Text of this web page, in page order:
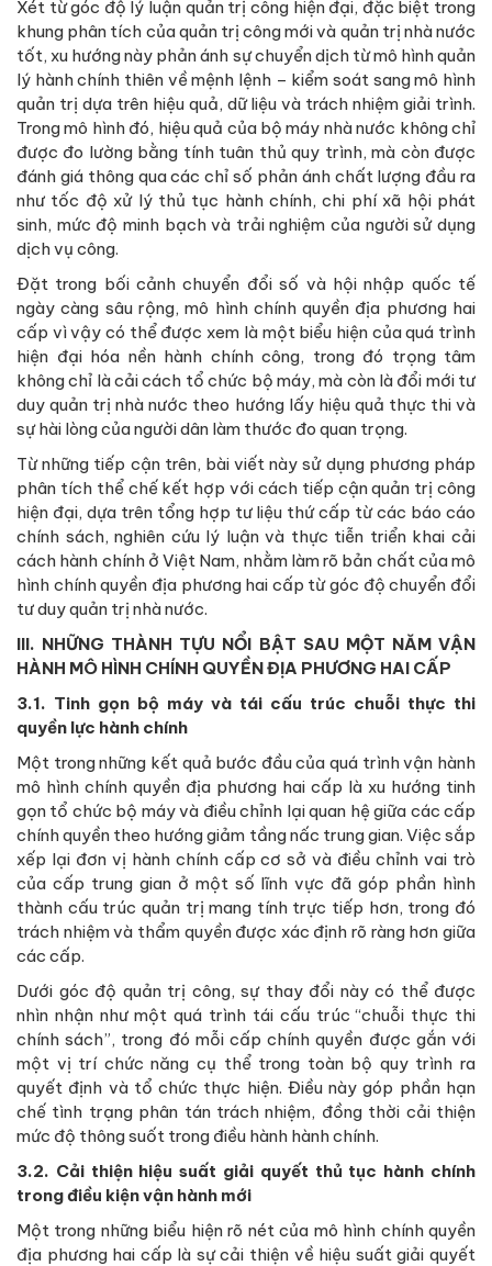
Xét từ góc độ lý luận quản trị công hiện đại, đặc biệt trong
khung phân tích của quản trị công mới và quản trị nhà nước
tốt, xu hướng này phản ánh sự chuyển dịch từ mô hình quản
lý hành chính thiên về mệnh lệnh – kiểm soát sang mô hình
quản trị dựa trên hiệu quả, dữ liệu và trách nhiệm giải trình.
Trong mô hình đó, hiệu quả của bộ máy nhà nước không chỉ
được đo lường bằng tính tuân thủ quy trình, mà còn được
đánh giá thông qua các chỉ số phản ánh chất lượng đầu ra
như tốc độ xử lý thủ tục hành chính, chi phí xã hội phát
sinh, mức độ minh bạch và trải nghiệm của người sử dụng
dịch vụ công.
Đặt trong bối cảnh chuyển đổi số và hội nhập quốc tế
ngày càng sâu rộng, mô hình chính quyền địa phương hai
cấp vì vậy có thể được xem là một biểu hiện của quá trình
hiện đại hóa nền hành chính công, trong đó trọng tâm
không chỉ là cải cách tổ chức bộ máy, mà còn là đổi mới tư
duy quản trị nhà nước theo hướng lấy hiệu quả thực thi và
sự hài lòng của người dân làm thước đo quan trọng.
Từ những tiếp cận trên, bài viết này sử dụng phương pháp
phân tích thể chế kết hợp với cách tiếp cận quản trị công
hiện đại, dựa trên tổng hợp tư liệu thứ cấp từ các báo cáo
chính sách, nghiên cứu lý luận và thực tiễn triển khai cải
cách hành chính ở Việt Nam, nhằm làm rõ bản chất của mô
hình chính quyền địa phương hai cấp từ góc độ chuyển đổi
tư duy quản trị nhà nước.
III. NHỮNG THÀNH TỰU NỔI BẬT SAU MỘT NĂM VẬN
HÀNH MÔ HÌNH CHÍNH QUYỀN ĐỊA PHƯƠNG HAI CẤP
3.1. Tinh gọn bộ máy và tái cấu trúc chuỗi thực thi
quyền lực hành chính
Một trong những kết quả bước đầu của quá trình vận hành
mô hình chính quyền địa phương hai cấp là xu hướng tinh
gọn tổ chức bộ máy và điều chỉnh lại quan hệ giữa các cấp
chính quyền theo hướng giảm tầng nấc trung gian. Việc sắp
xếp lại đơn vị hành chính cấp cơ sở và điều chỉnh vai trò
của cấp trung gian ở một số lĩnh vực đã góp phần hình
thành cấu trúc quản trị mang tính trực tiếp hơn, trong đó
trách nhiệm và thẩm quyền được xác định rõ ràng hơn giữa
các cấp.
Dưới góc độ quản trị công, sự thay đổi này có thể được
nhìn nhận như một quá trình tái cấu trúc “chuỗi thực thi
chính sách”, trong đó mỗi cấp chính quyền được gắn với
một vị trí chức năng cụ thể trong toàn bộ quy trình ra
quyết định và tổ chức thực hiện. Điều này góp phần hạn
chế tình trạng phân tán trách nhiệm, đồng thời cải thiện
mức độ thông suốt trong điều hành hành chính.
3.2. Cải thiện hiệu suất giải quyết thủ tục hành chính
trong điều kiện vận hành mới
Một trong những biểu hiện rõ nét của mô hình chính quyền
địa phương hai cấp là sự cải thiện về hiệu suất giải quyết